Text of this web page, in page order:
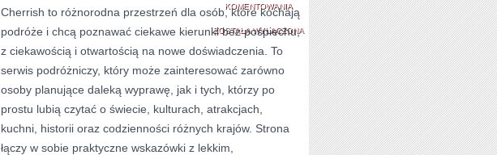
KOMENTOWANIAMAROKO
ZOSTAŁA WYŁĄCZONA
Cherrish to różnorodna przestrzeń dla osób, które kochają
podróże i chcą poznawać ciekawe kierunki bez pośpiechu,
z ciekawością i otwartością na nowe doświadczenia. To
serwis podróżniczy, który może zainteresować zarówno
osoby planujące daleką wyprawę, jak i tych, którzy po
prostu lubią czytać o świecie, kulturach, atrakcjach,
kuchni, historii oraz codzienności różnych krajów. Strona
łączy w sobie praktyczne wskazówki z lekkim,